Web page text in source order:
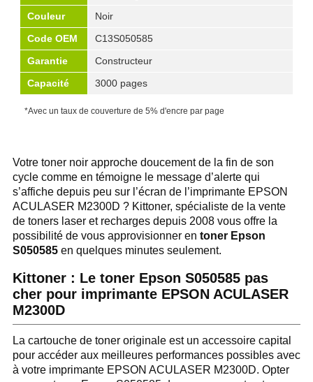
Couleur
Noir
Code OEM
C13S050585
Garantie
Constructeur
Capacité
3000 pages
*Avec un taux de couverture de 5% d'encre par page
Votre toner noir approche doucement de la fin de son
cycle comme en témoigne le message d’alerte qui
s’affiche depuis peu sur l’écran de l’imprimante EPSON
ACULASER M2300D ? Kittoner, spécialiste de la vente
de toners laser et recharges depuis 2008 vous offre la
possibilité de vous approvisionner en toner Epson
S050585 en quelques minutes seulement.
Kittoner : Le toner Epson S050585 pas
cher pour imprimante EPSON ACULASER
M2300D
La cartouche de toner originale est un accessoire capital
pour accéder aux meilleures performances possibles avec
à votre imprimante EPSON ACULASER M2300D. Opter